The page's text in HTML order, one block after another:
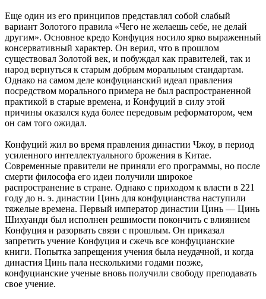
Еще один из его принципов представлял собой слабый
вариант Золотого правила «Чего не желаешь себе, не делай
другим». Основное кредо Конфуция носило ярко выраженный
консервативный характер. Он верил, что в прошлом
существовал Золотой век, и побуждал как правителей, так и
народ вернуться к старым добрым моральным стандартам.
Однако на самом деле конфуцианский идеал правления
посредством морального примера не был распространенной
практикой в старые времена, и Конфуций в силу этой
причины оказался куда более передовым реформатором, чем
он сам того ожидал.
Конфуций жил во время правления династии Чжоу, в период
усиленного интеллектуального брожения в Китае.
Современные правители не приняли его программы, но после
смерти философа его идеи получили широкое
распространение в стране. Однако с приходом к власти в 221
году до н. э. династии Цинь для конфуцианства наступили
тяжелые времена. Первый император династии Цинь — Цинь
Шихуанди был исполнен решимости покончить с влиянием
Конфуция и разорвать связи с прошлым. Он приказал
запретить учение Конфуция и сжечь все конфуцианские
книги. Попытка запрещения учения была неудачной, и когда
династия Цинь пала несколькими годами позже,
конфуцианские ученые вновь получили свободу преподавать
свое учение.